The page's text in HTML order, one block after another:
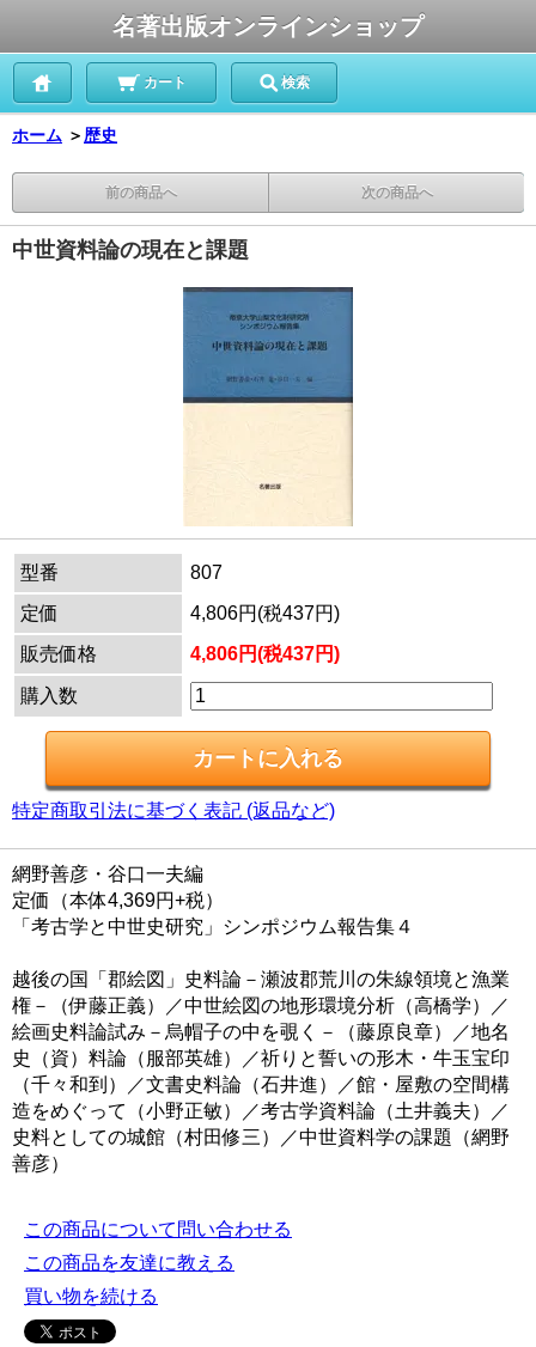
名著出版オンラインショップ
カート 検索
ホーム ＞ 歴史
前の商品へ 次の商品へ
中世資料論の現在と課題
型番
807
定価
4,806円(税437円)
販売価格
4,806円(税437円)
購入数
特定商取引法に基づく表記 (返品など)
網野善彦・谷口一夫編
定価（本体4,369円+税）
「考古学と中世史研究」シンポジウム報告集４
越後の国「郡絵図」史料論－瀬波郡荒川の朱線領境と漁業
権－（伊藤正義）／中世絵図の地形環境分析（高橋学）／
絵画史料論試み－烏帽子の中を覗く－（藤原良章）／地名
史（資）料論（服部英雄）／祈りと誓いの形木・牛玉宝印
（千々和到）／文書史料論（石井進）／館・屋敷の空間構
造をめぐって（小野正敏）／考古学資料論（土井義夫）／
史料としての城館（村田修三）／中世資料学の課題（網野
善彦）
この商品について問い合わせる
この商品を友達に教える
買い物を続ける